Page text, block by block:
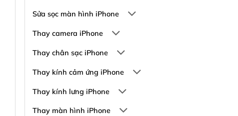
Sửa sọc màn hình iPhone
Thay camera iPhone
Thay chân sạc iPhone
Thay kính cảm ứng iPhone
Thay kính lưng iPhone
Thay màn hình iPhone